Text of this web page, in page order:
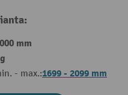
mm
- max.:1699 - 2099 mm